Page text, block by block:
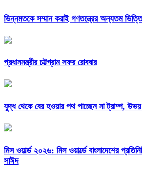
ভিন্নমতকে সম্মান করাই গণতন্ত্রের অন্যতম
প্রধানমন্ত্রীর চট্টগ্রাম সফর রোববার
যুদ্ধ থেকে বের হওয়ার পথ পাচ্ছেন না ট্রাম্প, উভয়
মিস ওয়ার্ল্ড ২০২৬: মিস ওয়ার্ল্ডে বাংলাদেশের
সাঈদ